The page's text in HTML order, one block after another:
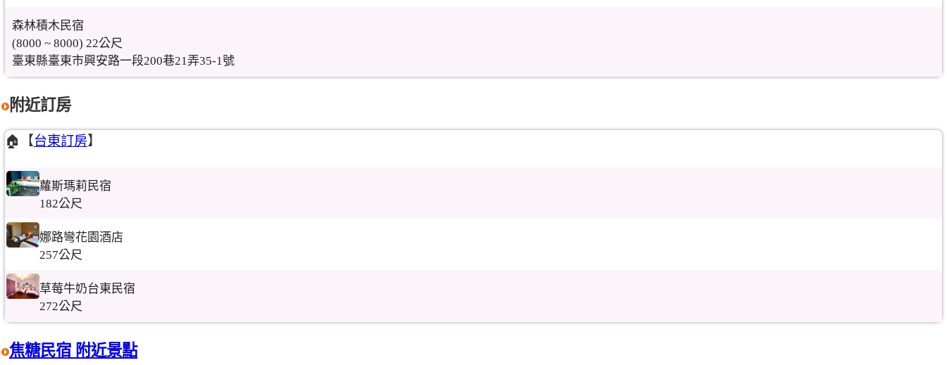
森林積木民宿
(8000 ~ 8000) 22公尺
臺東縣臺東市興安路一段200巷21弄35-1號
附近訂房
🏠【台東訂房】
蘿斯瑪莉民宿
182公尺
娜路彎花園酒店
257公尺
草莓牛奶台東民宿
272公尺
焦糖民宿 附近景點